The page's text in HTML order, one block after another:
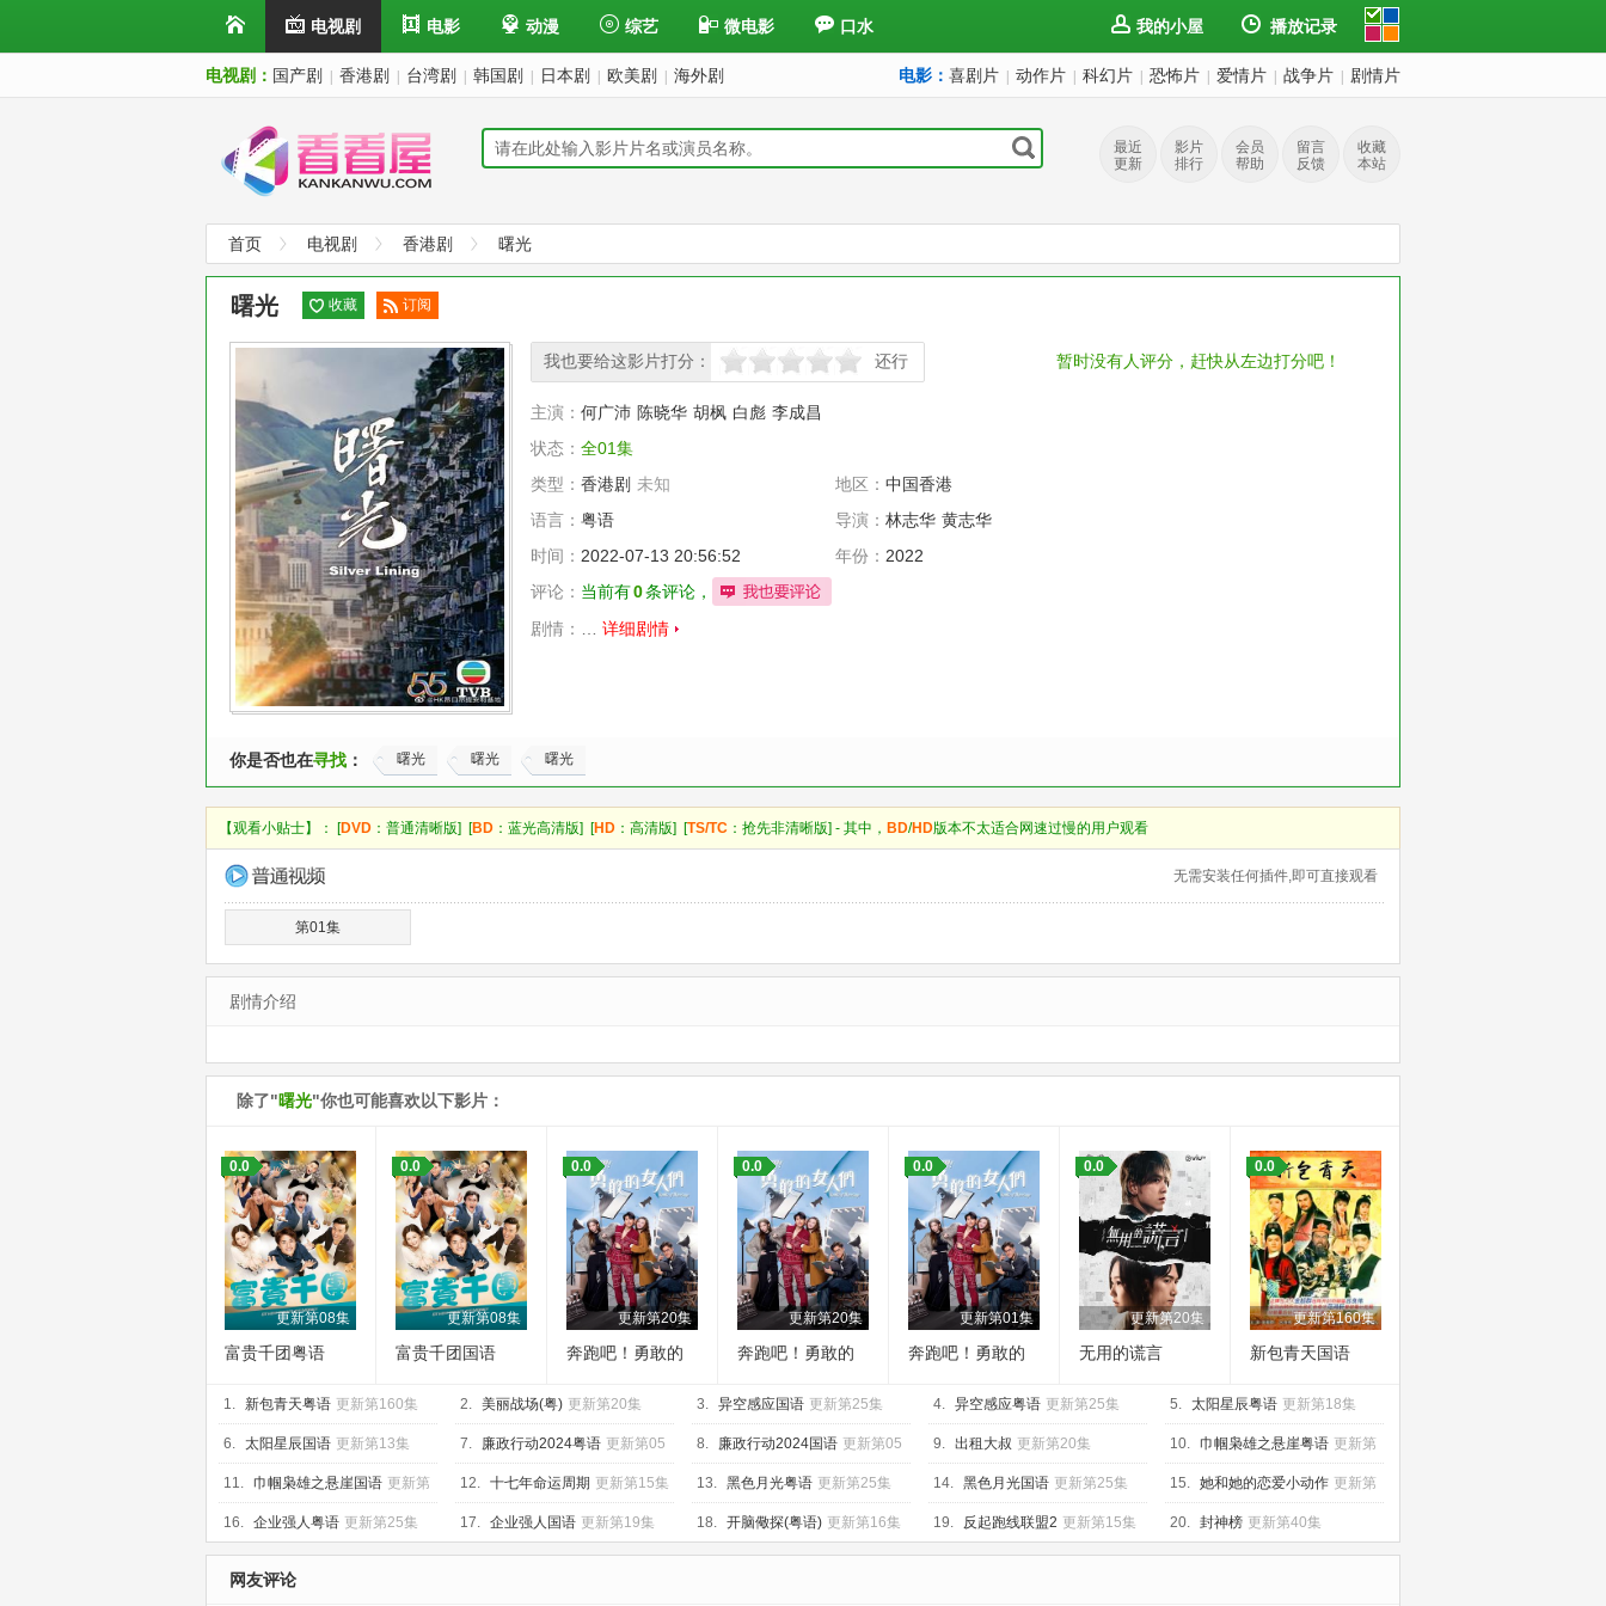
电视剧 电影 动漫 综艺 微电影 口水 我的小屋 播放记录
电视剧： 国产剧 香港剧 台湾剧 韩国剧 日本剧 欧美剧 海外剧 电影： 喜剧片 动作片 科幻片 恐怖片 爱情片 战争片 剧情片
最近
更新
影片
排行
会员
帮助
留言
反馈
收藏
本站
首页 电视剧 香港剧 曙光
暂时没有人评分，赶快从左边打分吧！
曙光 收藏
订阅
我也要给这影片打分：
很差较差 还行推荐 力荐 还行
主演： 何广沛 陈晓华 胡枫 白彪 李成昌
状态： 全01集
类型： 香港剧 未知 地区： 中国香港
语言： 粤语 导演： 林志华 黄志华
时间： 2022-07-13 20:56:52 年份： 2022
评论： 当前有0条评论，
剧情：
详细剧情
你是否也在寻找 ： 曙光 曙光 曙光
【观看小贴士】： [DVD ：普通清晰版] [BD ：蓝光高清版] [HD ：高清版] [TS/TC ：抢先非清晰版] - 其中， BD/HD版本不太适合网速过慢的用户观看
无需安装任何插件,即可直接观看
第01集
剧情介绍
除了"曙光"你也可能喜欢以下影片：
更新第08集
0.0
富贵千团粤语
更新第08集
0.0
富贵千团国语
更新第20集
0.0
奔跑吧！勇敢的
更新第20集
0.0
奔跑吧！勇敢的
更新第01集
0.0
奔跑吧！勇敢的
更新第20集
0.0
无用的谎言
更新第160集
0.0
新包青天国语
1. 新包青天粤语 更新第160集 2. 美丽战场(粤) 更新第20集 3. 异空感应国语 更新第25集 4. 异空感应粤语 更新第25集 5. 太阳星辰粤语 更新第18集
6. 太阳星辰国语 更新第13集 7. 廉政行动2024粤语 更新第05
集
8. 廉政行动2024国语 更新第05
集
9. 出租大叔 更新第20集 10. 巾帼枭雄之悬崖粤语 更新第
25集
11. 巾帼枭雄之悬崖国语 更新第
25集
12. 十七年命运周期 更新第15集 13. 黑色月光粤语 更新第25集 14. 黑色月光国语 更新第25集 15. 她和她的恋爱小动作 更新第
10集
16. 企业强人粤语 更新第25集 17. 企业强人国语 更新第19集 18. 开脑儆探(粤语) 更新第16集 19. 反起跑线联盟2 更新第15集 20. 封神榜 更新第40集
网友评论